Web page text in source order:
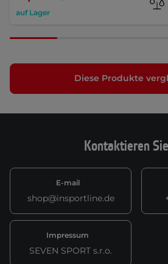
auf Lager
Diese Produkte
Kontaktieren
E-mail
shop@insportline.de
Impressum
SEVEN SPORT s.r.o.